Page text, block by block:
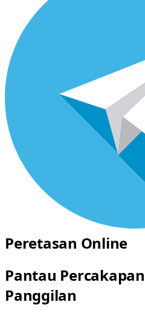
Peretasan Online
Pantau
Panggilan